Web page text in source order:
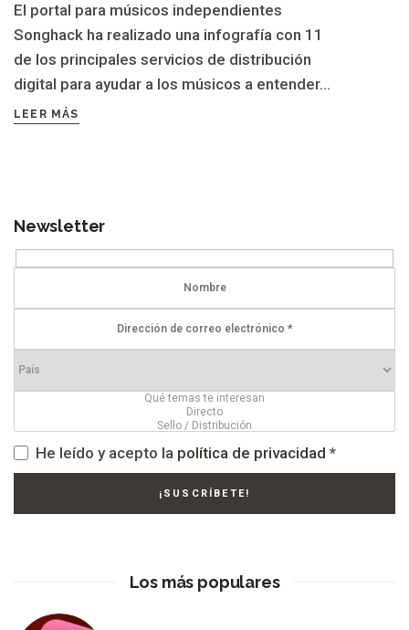
El portal para músicos independientes
Songhack ha realizado una infografía con 11
de los principales servicios de distribución
digital para ayudar a los músicos a entender...
LEER MÁS
Newsletter
He leído y acepto la política de privacidad *
Los más populares